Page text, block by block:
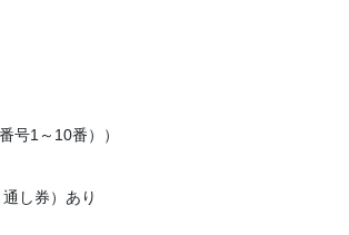
号1～10番））
し券）あり